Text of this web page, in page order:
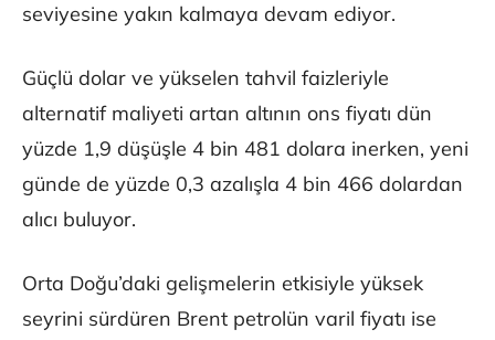
seviyesine yakın kalmaya devam ediyor.
Güçlü dolar ve yükselen tahvil faizleriyle
alternatif maliyeti artan altının ons fiyatı dün
yüzde 1,9 düşüşle 4 bin 481 dolara inerken, yeni
günde de yüzde 0,3 azalışla 4 bin 466 dolardan
alıcı buluyor.
Orta Doğu’daki gelişmelerin etkisiyle yüksek
seyrini sürdüren Brent petrolün varil fiyatı ise